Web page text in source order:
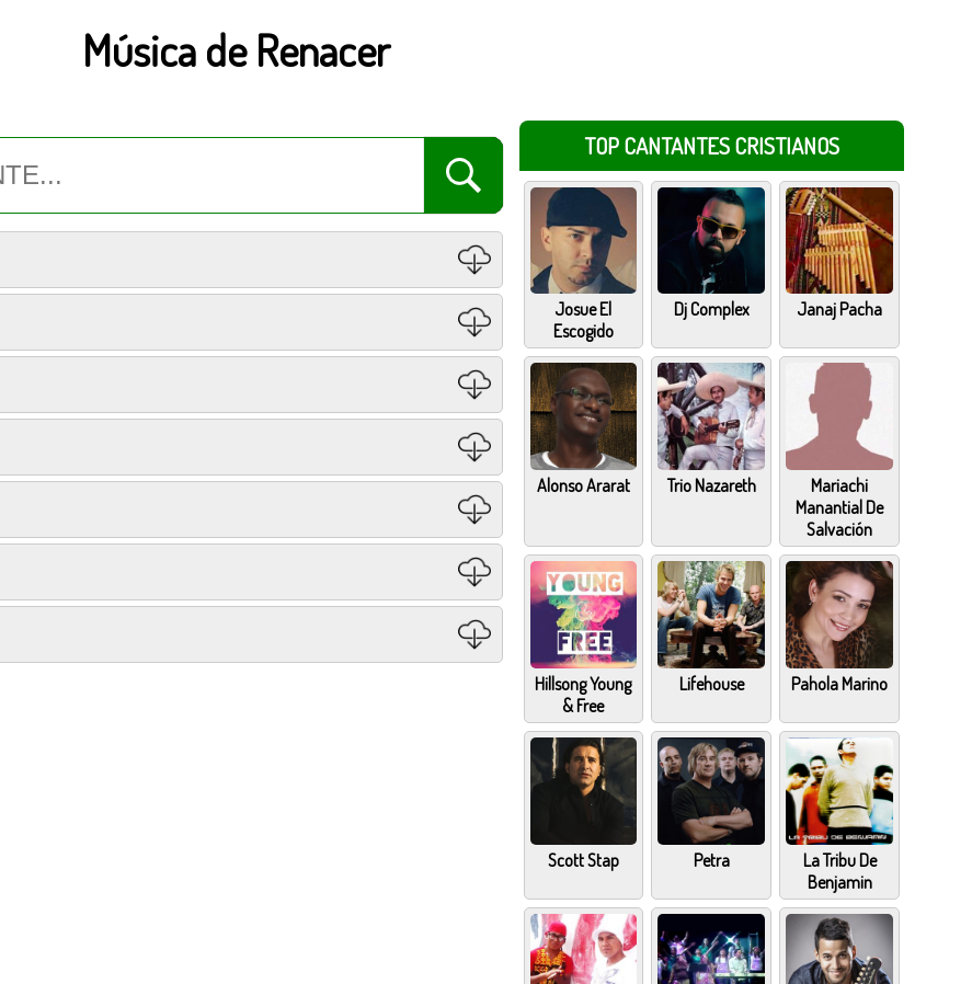
Música de Renacer
TOP CANTANTES CRISTIANOS
Josue El
Escogido
Dj Complex Janaj Pacha
Alonso Ararat Trio Nazareth
Mariachi
Manantial De
Salvación
Hillsong Young
& Free
Lifehouse Pahola Marino
Scott Stap Petra
La Tribu De
Benjamin